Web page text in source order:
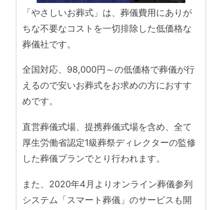
「やさしいお葬式」は、葬儀費用にありが
ちな不要なコストを一切排除した低価格な
葬儀社です。
全国対応、98,000円～の低価格で葬儀が行
えるので安いお葬式をお求めの方におすす
めです。
直営葬儀式場、提携葬儀式場を含め、全て
厚生労働省認定1級葬祭ディレクターの監修
した葬儀プランでとり行われます。
また、2020年4月よりオンライン葬儀参列
システム「スマート葬儀」のサービスも開